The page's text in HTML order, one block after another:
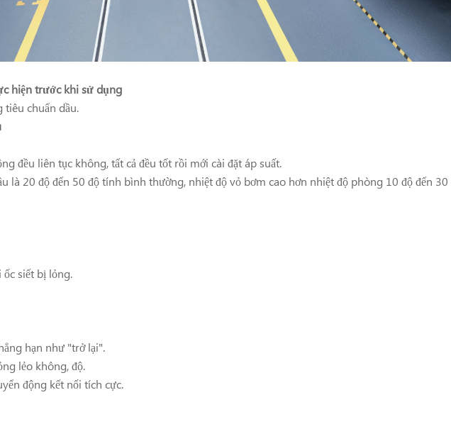
hiện trước khi sử dụng
chuẩn dầu.
đều liên tục không, tất cả đều tốt rồi mới cài đặt áp suất.
là 20 độ đến 50 độ tính bình thường, nhiệt độ vỏ bơm cao hơn nhiệt độ phòng 10 độ đến
siết bị lỏng.
hạn như "trở lại".
lẻo không, độ.
động kết nối tích cực.